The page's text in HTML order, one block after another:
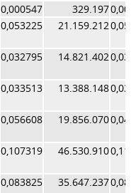
0,000547 329.197
0,053225 21.159.212
0,032795 14.821.402
0,033513 13.388.148
0,056608 19.856.070
0,107319 46.530.910
0,083825 35.647.237